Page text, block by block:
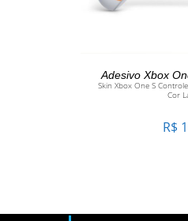
ADICIONAR
Adesivo Xbox
Skin Xbox One S
Cor
R$